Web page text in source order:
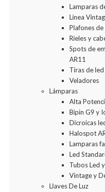
Lamparas
Linea
Plafones
Rieles y
Spots de
AR11
Tiras de
Veladores
Lámparas
Alta
Bipin G9 y
Dicroicas
Halospot
Lamparas
Led
Tubos Led
Vintage y
Llaves De Luz